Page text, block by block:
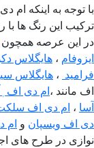
توجه به اینکه ام
این رنگ ها با
این عرصه همچون
، هایگلاس
، هایگلاس
مانند ،ام دی اف
، ام دی اف سلکت
اف ویسپانو ام
در طرح های